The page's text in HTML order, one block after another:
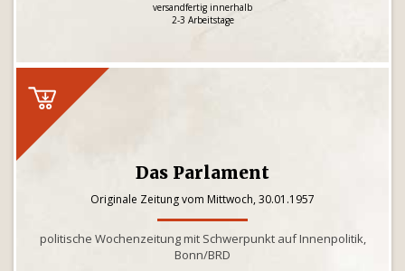
versandfertig innerhalb
2-3 Arbeitstage
Das Parlament
Originale Zeitung vom Mittwoch, 30.01.1957
politische Wochenzeitung mit Schwerpunkt auf Innenpolitik,
Bonn/BRD